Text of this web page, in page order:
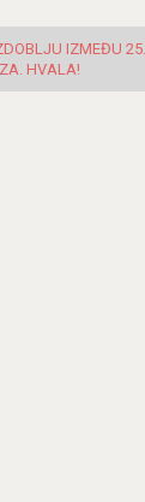
IZMEĐU
HVALA!